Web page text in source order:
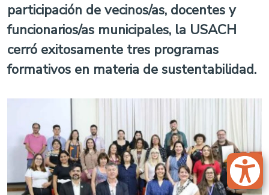
participación de vecinos/as, docentes y
funcionarios/as municipales, la USACH
cerró exitosamente tres programas
formativos en materia de sustentabilidad.